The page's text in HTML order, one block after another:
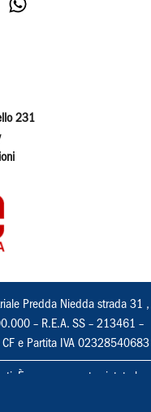
231
Predda Niedda strada 31 ,
– R.E.A. SS – 213461 –
e Partita IVA 02328540683
È espressamente vietata la
totale o parziale.